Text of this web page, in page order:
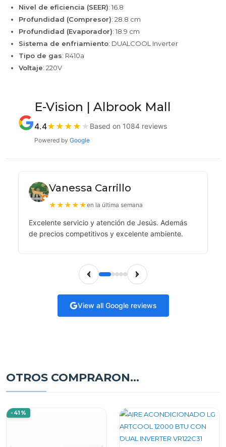
Nivel de eficiencia (SEER): 16.8
Profundidad (Compresor): 28.8 cm
Profundidad (Evaporador): 18.9 cm
Sistema de enfriamiento: DUALCOOL Inverter
Tipo de gas: R410a
Voltaje: 220V
E-Vision | Albrook Mall
4.4★ ★ ★ ★ ★ Based on 1084 reviews
Powered by Google
Vanessa Carrillo
★★★★★en la última semana
Excelente servicio y atención de Jesús. Además
de precios competitivos y excelente ambiente.
View all Google reviews
OTROS COMPRARON...
-41%